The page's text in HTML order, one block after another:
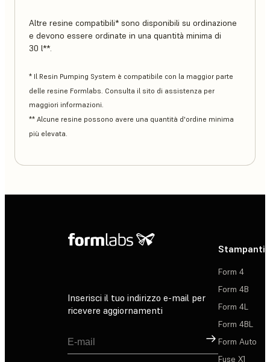
Altre resine compatibili* sono disponibili su ordinazione
e devono essere ordinate in una quantità minima di
30 l**.
* Il Resin Pumping System è compatibile con la maggior parte
delle resine Formlabs. Consulta il sito di assistenza per
maggiori informazioni.
** Alcune resine possono avere una quantità d'ordine minima
più elevata.
Inserisci il tuo indirizzo e-mail per
ricevere aggiornamenti
Registrati
Stampanti
Form 4
Form 4B
Form 4L
Form 4BL
Form Auto
Fuse X1